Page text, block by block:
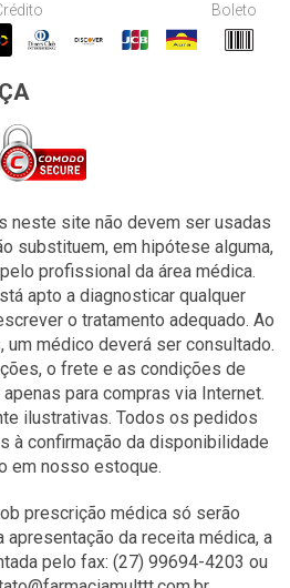
Boleto
neste site não devem ser usadas
substituem, em hipótese alguma,
profissional da área médica.
apto a diagnosticar qualquer
o tratamento adequado. Ao
médico deverá ser consultado.
o frete e as condições de
para compras via Internet.
ilustrativas. Todos os pedidos
à confirmação da disponibilidade
em nosso estoque.
prescrição médica só serão
da receita médica, a
pelo fax: (27) 99694-4203 ou